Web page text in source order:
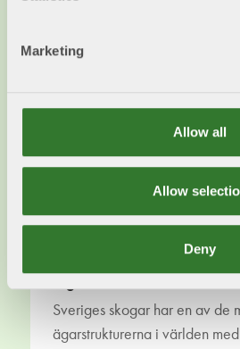
Marketing
Allow all
Allow
Deny
Sveriges skogar har en av de
ägarstrukturerna i världen